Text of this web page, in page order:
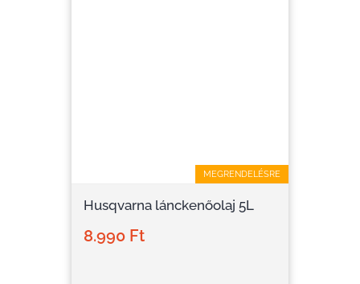
MEGRENDELÉSRE
Husqvarna lánckenőolaj 5L
8.990 Ft